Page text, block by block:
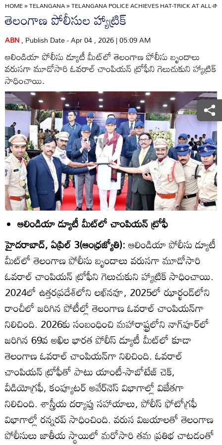
HOME»TELANGANA»TELANGANA POLICE ACHIEVES HAT-TRICK AT ALL-
తెలంగాణ పోలీసుల హ్యాట్రిక్‌
ABN, Publish Date - Apr 04 , 2026 | 05:09 AM
ఆలిండియా పోలీసు డ్యూటీ మీట్‌లో తెలంగాణ పోలీసు బృందాలు
వరుసగా మూడోసారి ఓవరాల్‌ చాంపియన్‌ ట్రోఫీని గెలుచుకుని హ్యాట్రిక్‌
సాధించాయి.
ఆలిండియా డ్యూటీ మీట్‌లో చాంపియన్‌ ట్రోఫీ
హైదరాబాద్‌, ఏప్రిల్‌ 3(ఆంధ్రజ్యోతి):ఆలిండియా పోలీసు డ్యూటీ
మీట్‌లో తెలంగాణ పోలీసు బృందాలు వరుసగా మూడోసారి
ఓవరాల్‌ చాంపియన్‌ ట్రోఫీని గెలుచుకుని హ్యాట్రిక్‌ సాధించాయి.
2024లో ఉత్తరప్రదేశ్‌లోని లఖ్‌నవూ, 2025లో ఝార్ఖండ్‌లోని
రాంచీలో జరిగిన పోటీల్లో తెలంగాణ ఓవరాల్‌ చాంపియన్‌గా
నిలిచింది. 2026కు సంబంధించి మహారాష్ట్రలోని నాగ్‌పూర్‌లో
జరిగిన 69వ అఖిల భారత పోలీస్‌ డ్యూటీ మీట్‌లో కూడా
తెలంగాణ ఓవరాల్‌ చాంపియన్‌గా నిలిచింది. ఓవరాల్‌
చాంపియన్‌ ట్రోఫీతో పాటు యాంటీ-సాబోటేజ్‌ చెక్‌,
వీడియోగ్రఫీ, కంప్యూటర్‌ అవేర్‌నెస్‌ విభాగాల్లో విజేతగా
నిలిచింది. శాస్త్రీయ దర్యాప్తు సహాయాలు, పోలీస్‌ ఫోటోగ్రఫీ
విభాగాల్లో రన్నరప్‌ సాధించింది. వరుస విజయాలతో తెలంగాణ
పోలీసులు జాతీయ స్థాయిలో మరోసారి తమ ప్రతిభ చాటడంతో